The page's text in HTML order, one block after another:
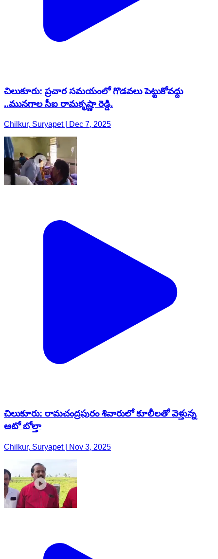
చిలుకూరు: ప్రచార సమయంలో గొడవలు పెట్టుకోవద్దు
..మునగాల సీఐ రామకృష్ణా రెడ్డి.
Chilkur, Suryapet | Dec 7, 2025
చిలుకూరు: రామచంద్రపురం శివారులో కూలీలతో వెళ్తున్న
ఆటో బోల్తా
Chilkur, Suryapet | Nov 3, 2025